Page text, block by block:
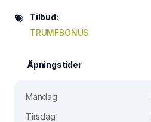
Tilbud:
TRUMFBONUS
Åpningstider
Mandag
Tirsdag